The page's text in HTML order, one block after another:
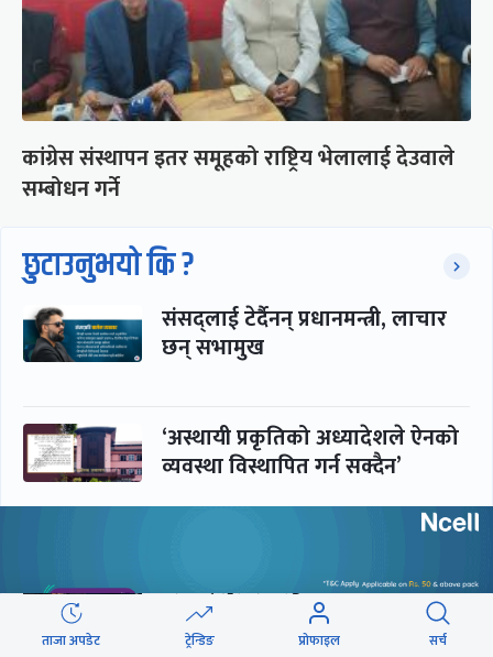
कांग्रेस संस्थापन इतर समूहको राष्ट्रिय भेलालाई देउवाले
सम्बोधन गर्ने
छुटाउनुभयो कि ?
संसद्लाई टेर्दैनन् प्रधानमन्त्री, लाचार
छन् सभामुख
‘अस्थायी प्रकृतिको अध्यादेशले ऐनको
व्यवस्था विस्थापित गर्न सक्दैन’
पक्राउ, तुरुन्तै रिहा
ताजा अपडेट ट्रेन्डिङ प्रोफाइल सर्च